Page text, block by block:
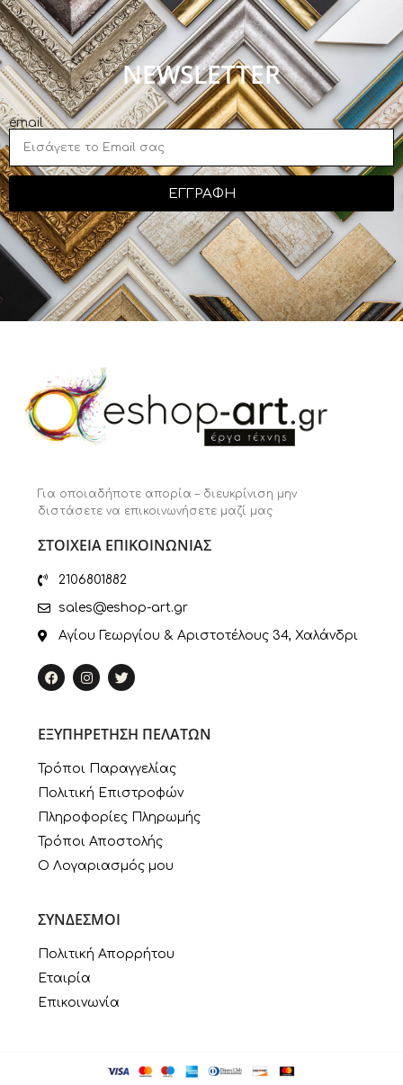
NEWSLETTER
email
ΕΓΓΡΑΦΗ
Για οποιαδήποτε απορία – διευκρίνιση μην
διστάσετε να επικοινωνήσετε μαζί μας
ΣΤΟΙΧΕΙΑ ΕΠΙΚΟΙΝΩΝΙΑΣ
2106801882
sales@eshop-art.gr
Αγίου Γεωργίου & Αριστοτέλους 34, Χαλάνδρι
ΕΞΥΠΗΡΕΤΗΣΗ ΠΕΛΑΤΩΝ
Τρόποι Παραγγελίας
Πολιτική Επιστροφών
Πληροφορίες Πληρωμής
Τρόποι Αποστολής
Ο Λογαριασμός μου
ΣΥΝΔΕΣΜΟΙ
Πολιτική Απορρήτου
Εταιρία
Επικοινωνία